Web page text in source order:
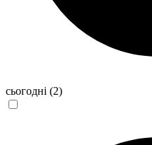
сьогодні (2)